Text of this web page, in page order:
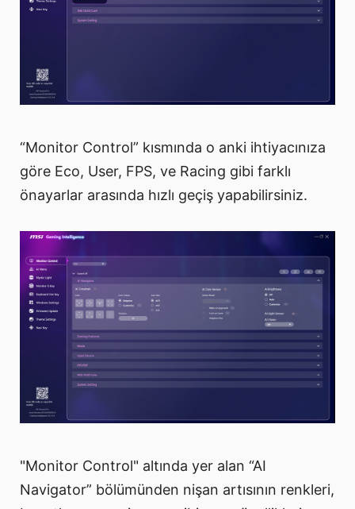
“Monitor Control” kısmında o anki ihtiyacınıza
göre Eco, User, FPS, ve Racing gibi farklı
önayarlar arasında hızlı geçiş yapabilirsiniz.
"Monitor Control" altında yer alan “AI
Navigator” bölümünden nişan artısının renkleri,